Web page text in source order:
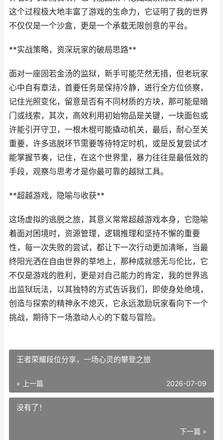
这个过程极大地丰富了游戏的生命力，它证明了我的世界
不仅仅是一个沙盒，更是一个承载无限创意的平台。
**实战策略，资深玩家的破局思路**
面对一座固若金汤的监狱，新手可能茫然无措，但老玩家
心中自有章法，首要任务是保持冷静，进行全方位侦察，
记住光照变化，留意是否有不同材质的方块，那可能是暗
门或线索，其次，高效利用初始物品是关键，一块面包或
许能引开守卫，一根木棍可能撬动机关，最后，耐心至关
重要，许多逃脱环节需要等待特定时机，或是反复尝试才
能掌握节奏，记住，在这个世界里，暴力往往是最低效的
手段，观察与思考才是你最可靠的越狱工具。
**超越游戏，隐喻与收获**
这场虚拟的逃脱之旅，其意义常常超越游戏本身，它隐喻
着面对困境时，资源管理，逻辑推理和坚持不懈的重要
性，每一次失败的尝试，都让下一次行动更加清晰，当最
终阳光洒在自由世界的草地上，那种成就感无与伦比，它
不仅是游戏的胜利，更是对自己能力的肯定，我的世界逃
出监狱玩法，以其独特的方式告诉我们，即使身处绝境，
创造与探索的精神永不熄灭，它永远激励玩家看向下一个
挑战，期待下一场激动人心的下载与冒险。
王者荣耀段位分享，一场心灵的攀登之旅
« 上一篇 2026-07-09
没有了！
下一篇 »